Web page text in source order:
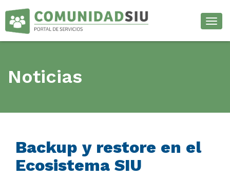
Noticias
Backup y restore en el
Ecosistema SIU